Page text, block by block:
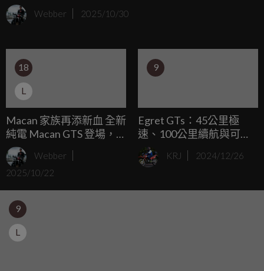
次跨入安全帽領域的劃時代之作，融合二十年騎士通訊科技
與四年研發成果，打造出前所未有的「智慧騎行夥伴」，結
Webber 2025/10/30
18
L
Macan 家族再添新血 全新
純電 Macan GTS 登場，
展現極致駕馭性能
Webber
2025/10/22
9
Egret GTs：45公里極
速、100公里續航與可調
座椅的奢華電動滑板車！
KRJ 2024/12/26
9
L